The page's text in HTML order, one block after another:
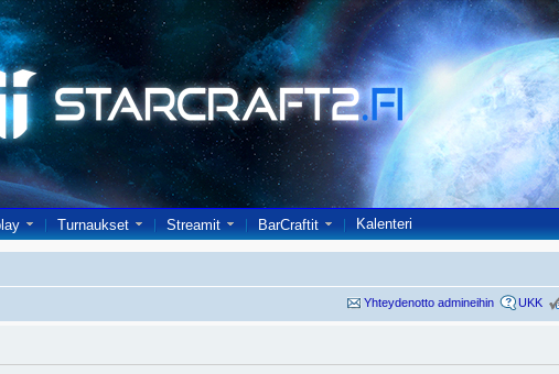
Turnaukset Streamit BarCraftit Kalenteri
Yhteydenotto admineihin UKK